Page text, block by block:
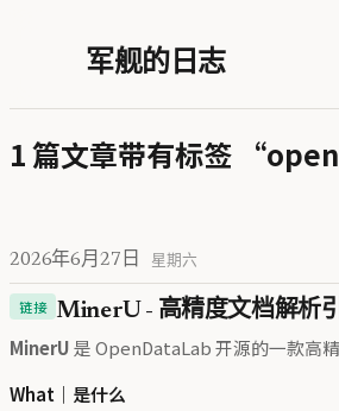
军舰的日志
1 篇文章带有标签
2026年6月27日 星期六
链接 MinerU - 高精度文档解析
MinerU是 OpenDataLab 开源的一款高
What｜是什么